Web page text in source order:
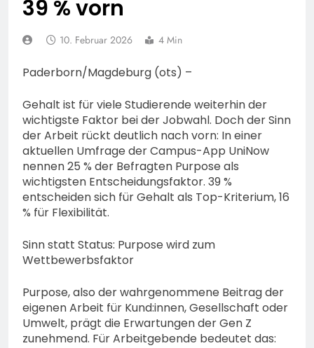
Erneute Veröffentlichung
eines Fotos
39 % vorn
10. Februar 2026 4 Min
Paderborn/Magdeburg (ots) –
Gehalt ist für viele Studierende weiterhin der
wichtigste Faktor bei der Jobwahl. Doch der Sinn
der Arbeit rückt deutlich nach vorn: In einer
aktuellen Umfrage der Campus-App UniNow
nennen 25 % der Befragten Purpose als
wichtigsten Entscheidungsfaktor. 39 %
entscheiden sich für Gehalt als Top-Kriterium, 16
% für Flexibilität.
Sinn statt Status: Purpose wird zum
Wettbewerbsfaktor
Purpose, also der wahrgenommene Beitrag der
eigenen Arbeit für Kund:innen, Gesellschaft oder
Umwelt, prägt die Erwartungen der Gen Z
zunehmend. Für Arbeitgebende bedeutet das: